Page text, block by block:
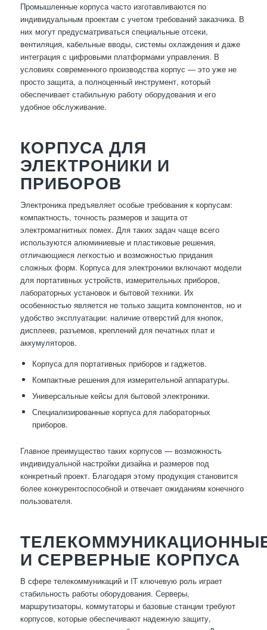
Промышленные корпуса часто изготавливаются по
индивидуальным проектам с учетом требований заказчика. В
них могут предусматриваться специальные отсеки,
вентиляция, кабельные вводы, системы охлаждения и даже
интеграция с цифровыми платформами управления. В
условиях современного производства корпус — это уже не
просто защита, а полноценный инструмент, который
обеспечивает стабильную работу оборудования и его
удобное обслуживание.
КОРПУСА ДЛЯ
ЭЛЕКТРОНИКИ И
ПРИБОРОВ
Электроника предъявляет особые требования к корпусам:
компактность, точность размеров и защита от
электромагнитных помех. Для таких задач чаще всего
используются алюминиевые и пластиковые решения,
отличающиеся легкостью и возможностью придания
сложных форм. Корпуса для электроники включают модели
для портативных устройств, измерительных приборов,
лабораторных установок и бытовой техники. Их
особенностью является не только защита компонентов, но и
удобство эксплуатации: наличие отверстий для кнопок,
дисплеев, разъемов, креплений для печатных плат и
аккумуляторов.
Корпуса для портативных приборов и гаджетов.
Компактные решения для измерительной аппаратуры.
Универсальные кейсы для бытовой электроники.
Специализированные корпуса для лабораторных
приборов.
Главное преимущество таких корпусов — возможность
индивидуальной настройки дизайна и размеров под
конкретный проект. Благодаря этому продукция становится
более конкурентоспособной и отвечает ожиданиям конечного
пользователя.
И СЕРВЕРНЫЕ КОРПУСА
В сфере телекоммуникаций и IT ключевую роль играет
стабильность работы оборудования. Серверы,
маршрутизаторы, коммутаторы и базовые станции требуют
корпусов, которые обеспечивают надежную защиту,